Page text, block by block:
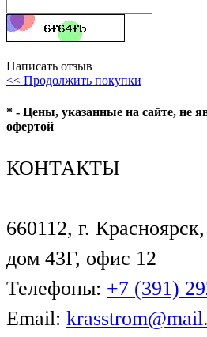
Написать отзыв
<< Продолжить покупки
* - Цены, указанные на сайте, не
офертой
КОНТАКТЫ
660112, г.
дом 43Г, офис 12
Телефоны: +7 (391)
Email: